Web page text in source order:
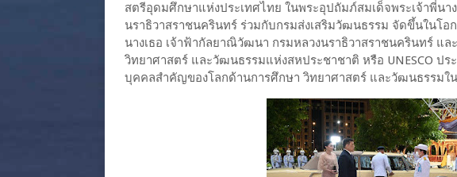
สตรีอุดมศึกษาแห่งประเทศไทย ในพระอุปถัมภ์สมเด็จพระเจ้าพี่น
นราธิวาสราชนครินทร์ ร่วมกับกรมส่งเสริมวัฒนธรรม จัดขึ้นในโอ
นางเธอ เจ้าฟ้ากัลยาณิวัฒนา กรมหลวงนราธิวาสราชนครินทร์ แล
วิทยาศาสตร์ และวัฒนธรรมแห่งสหประชาชาติ หรือ UNESCO ปร
บุคคลสำคัญของโลกด้านการศึกษา วิทยาศาสตร์ และวัฒนธรรมใ